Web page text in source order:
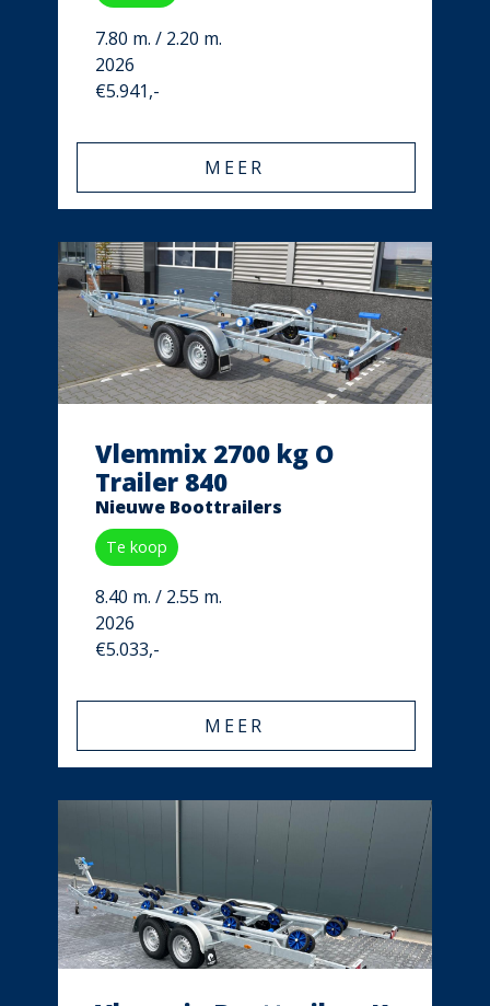
7.80 m. / 2.20 m.
2026
€5.941,-
MEER
Vlemmix 2700 kg O
Trailer 840
Nieuwe Boottrailers
Te koop
8.40 m. / 2.55 m.
2026
€5.033,-
MEER